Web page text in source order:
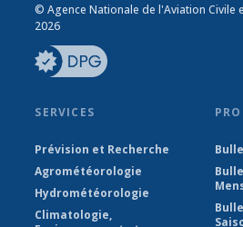
© Agence Nationale de l'Aviation Civile
2026
SERVICES
Prévision et Recherche
Agrométéorologie
Hydrométéorologie
Climatologie,